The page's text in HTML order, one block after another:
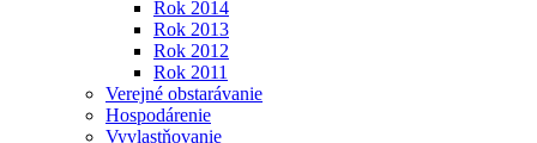
Rok 2014
Rok 2013
Rok 2012
Rok 2011
Verejné obstarávanie
Hospodárenie
Vyvlastňovanie